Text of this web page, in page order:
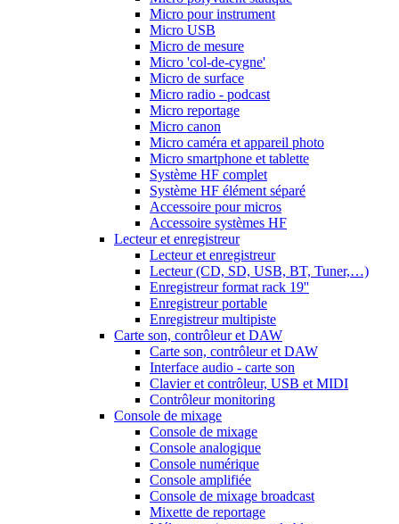
Micro pour instrument
Micro USB
Micro de mesure
Micro 'col-de-cygne'
Micro de surface
Micro radio - podcast
Micro reportage
Micro canon
Micro caméra et appareil photo
Micro smartphone et tablette
Système HF complet
Système HF élément séparé
Accessoire pour micros
Accessoire systèmes HF
Lecteur et enregistreur
Lecteur et enregistreur
Lecteur (CD, SD, USB, BT, Tuner,…)
Enregistreur format rack 19''
Enregistreur portable
Enregistreur multipiste
Carte son, contrôleur et DAW
Carte son, contrôleur et DAW
Interface audio - carte son
Clavier et contrôleur, USB et MIDI
Contrôleur monitoring
Console de mixage
Console de mixage
Console analogique
Console numérique
Console amplifiée
Console de mixage broadcast
Mixette de reportage